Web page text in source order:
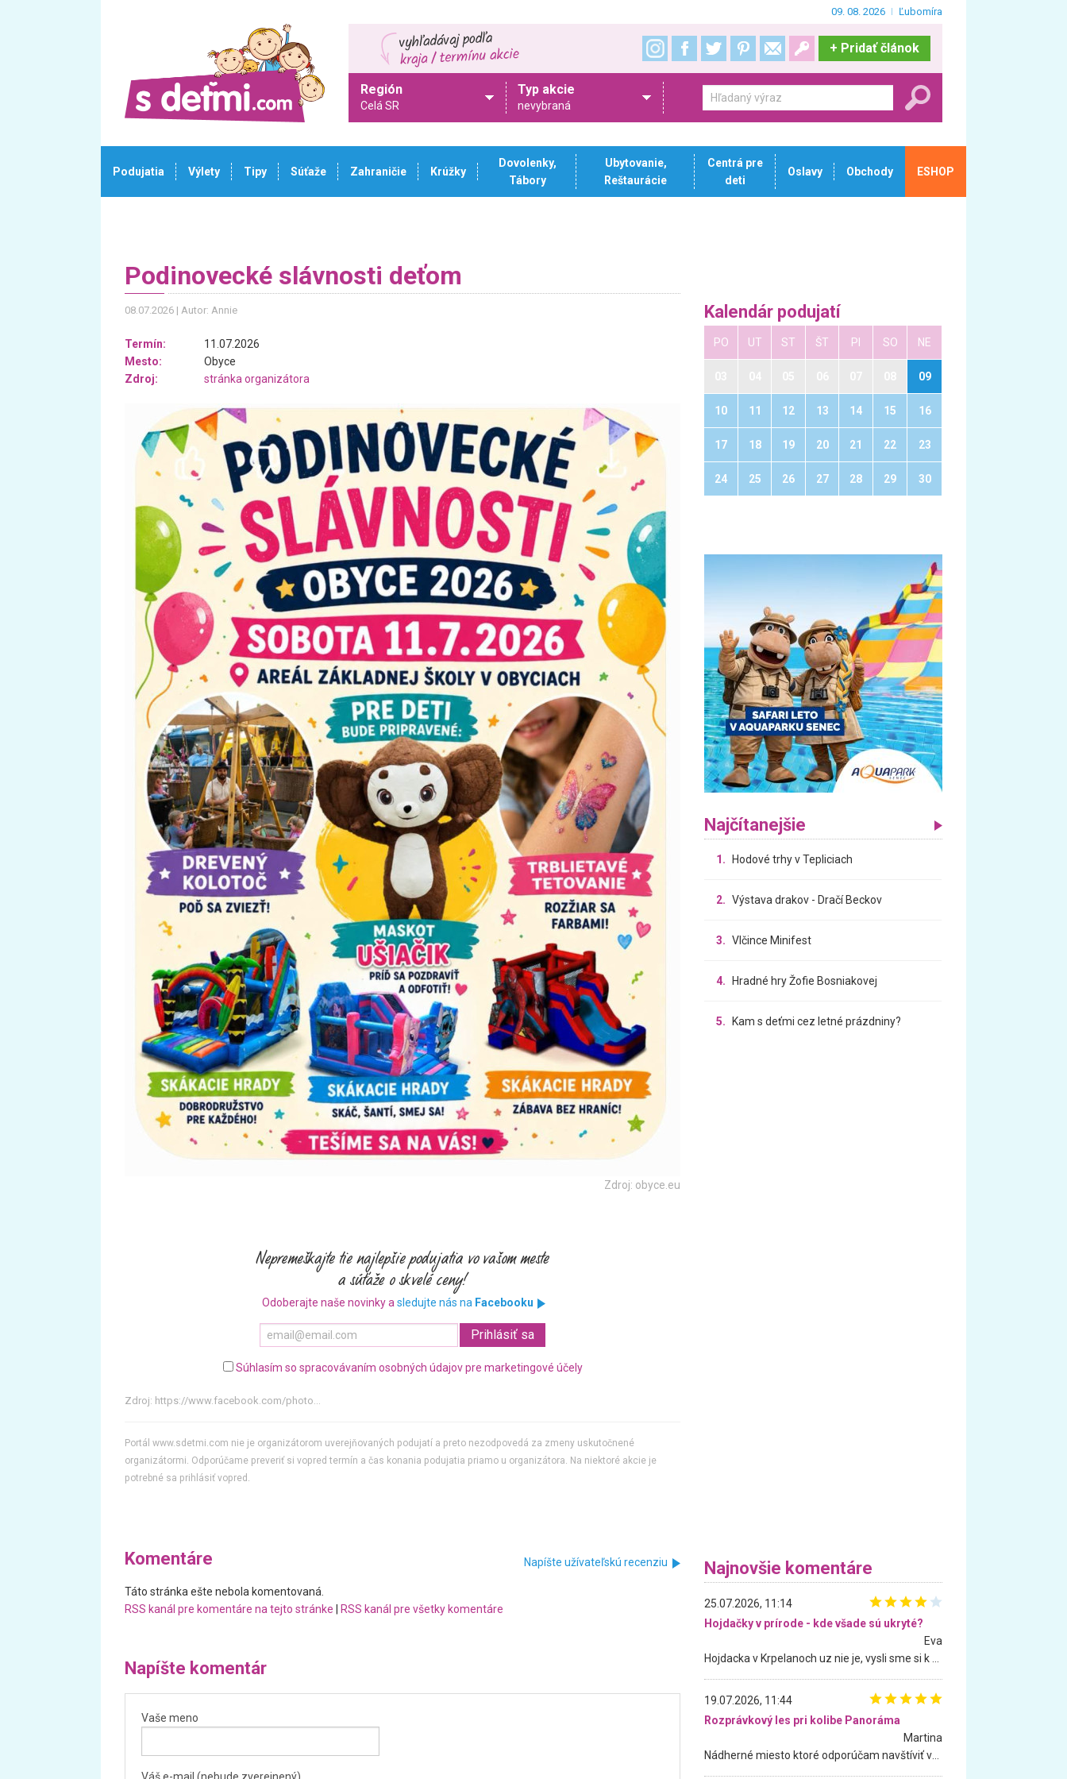
09. 08. 2026 Ľubomíra
+ Pridať článok
Región
Celá SR
Typ akcie
nevybraná
Podujatia Výlety Tipy Súťaže Zahraničie Krúžky
Dovolenky,
Tábory
Ubytovanie,
Reštaurácie
Centrá pre
deti
Oslavy Obchody ESHOP
Podinovecké slávnosti deťom
08.07.2026 Autor: Annie
Termín:
11.07.2026
Mesto:
Obyce
Zdroj:
stránka organizátora
Zdroj: obyce.eu
Odoberajte naše novinky a sledujte nás na Facebooku
Súhlasím so spracovávaním osobných údajov pre marketingové účely
Zdroj: https://www.facebook.com/photo...
Portál www.sdetmi.com nie je organizátorom uverejňovaných podujatí a preto nezodpovedá za zmeny uskutočnené
organizátormi. Odporúčame preveriť si vopred termín a čas konania podujatia priamo u organizátora. Na niektoré akcie je
potrebné sa prihlásiť vopred.
Komentáre Napíšte užívateľskú recenziu
Táto stránka ešte nebola komentovaná.
RSS kanál pre komentáre na tejto stránke
RSS kanál pre všetky komentáre
Napíšte komentár
Vaše meno
Kalendár podujatí
PO UT ST ŠT PI SO NE
09
10 11 12 13 14 15 16
17 18 19 20 21 22 23
24 25 26 27 28 29 30
Najčítanejšie
1. Hodové trhy v Tepliciach
2. Výstava drakov - Dračí Beckov
3. Vlčince Minifest
4. Hradné hry Žofie Bosniakovej
5. Kam s deťmi cez letné prázdniny?
Najnovšie komentáre
25.07.2026, 11:14
Hojdačky v prírode - kde všade sú ukryté?
Eva
19.07.2026, 11:44
Rozprávkový les pri kolibe Panoráma
Martina